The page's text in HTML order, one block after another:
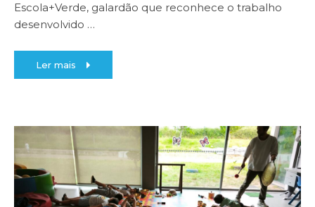
Escola+Verde, galardão que reconhece o trabalho
desenvolvido …
Ler mais